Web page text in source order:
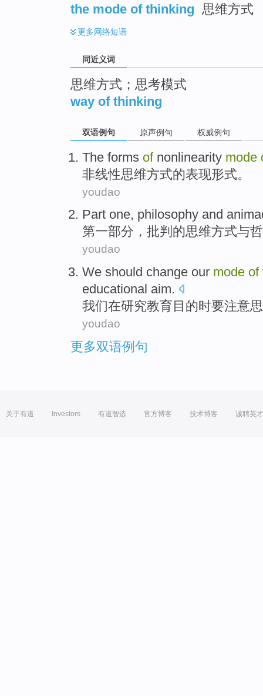
the mode of thinking 思维方式
更多网络短语
同近义词
思维方式；思考模式
way of thinking
双语例句 原声例句 权威例句
The forms of nonlinearity mode
非线性思维方式的表现形式。
youdao
Part one, philosophy and
第一部分 ，批判 的思维方式与
youdao
We should change our mode of
educational aim.
我们在研究教育目的时要注意
youdao
更多双语例句
关于有道 Investors 有道智选 官方博客 技术博客 诚聘英才